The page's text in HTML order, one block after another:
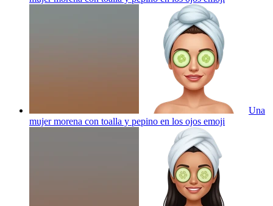
Una
mujer morena con toalla y pepino en los ojos emoji